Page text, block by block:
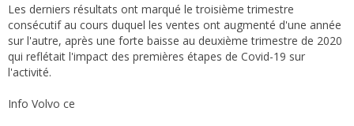
Les derniers résultats ont marqué le troisième trimestre
consécutif au cours duquel les ventes ont augmenté d'une année
sur l'autre, après une forte baisse au deuxième trimestre de 2020
qui reflétait l'impact des premières étapes de Covid-19 sur
l'activité.
Info Volvo ce